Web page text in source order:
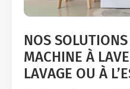
NOS
MACHINE À
LAVAGE OU À